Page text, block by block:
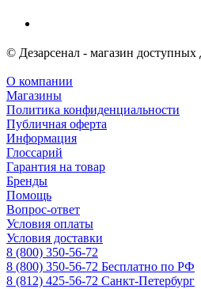
© Дезарсенал - магазин доступных
О компании
Магазины
Политика конфиденциальности
Публичная оферта
Информация
Глоссарий
Гарантия на товар
Бренды
Помощь
Вопрос-ответ
Условия оплаты
Условия доставки
8 (800) 350-56-72
8 (800) 350-56-72 Бесплатно по РФ
8 (812) 425-56-72 Санкт-Петербург